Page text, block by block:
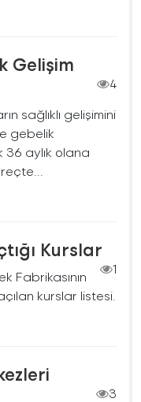
Gelişim
4
sağlıklı gelişimini
gebelik
aylık olana
Kurslar
1
Fabrikasının
kurslar listesi.
3